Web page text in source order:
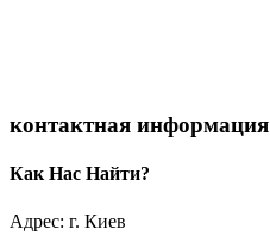
контактная информация
Как Нас Найти?
Адрес: г. Киев